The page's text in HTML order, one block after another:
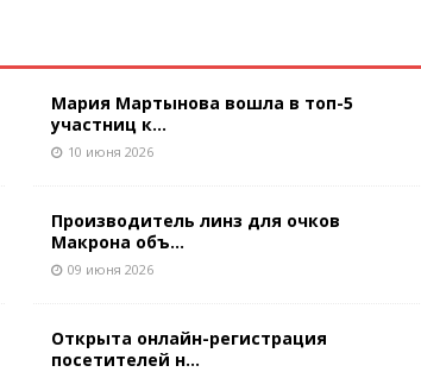
Мария Мартынова вошла в топ-5
участниц к...
10 июня 2026
Производитель линз для очков
Макрона объ...
09 июня 2026
Открыта онлайн-регистрация
посетителей н...